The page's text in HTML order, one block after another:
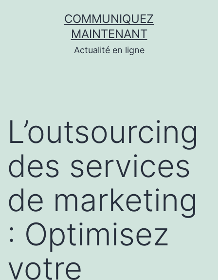
COMMUNIQUEZ
MAINTENANT
Actualité en ligne
L’outsourcing
des services
de marketing
: Optimisez
votre